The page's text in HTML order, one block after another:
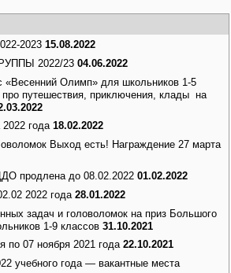
2023 15.08.2022
2022/23 04.06.2022
«Весенний Олимп» для школьников 1-5
путешествия, приключения, клады на
года 18.02.2022
Выход есть! Награждение 27 марта
продлена до 08.02.2022 01.02.2022
2022 года 28.01.2022
задач и головоломок на приз Большого
1-9 классов 31.10.2021
по 07 ноября 2021 года 22.10.2021
учебного года — вакантные места